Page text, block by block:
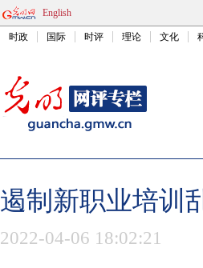
English
时政 国际 时评 理论 文化
遏制新职业培训
2022-04-06 18:02:21